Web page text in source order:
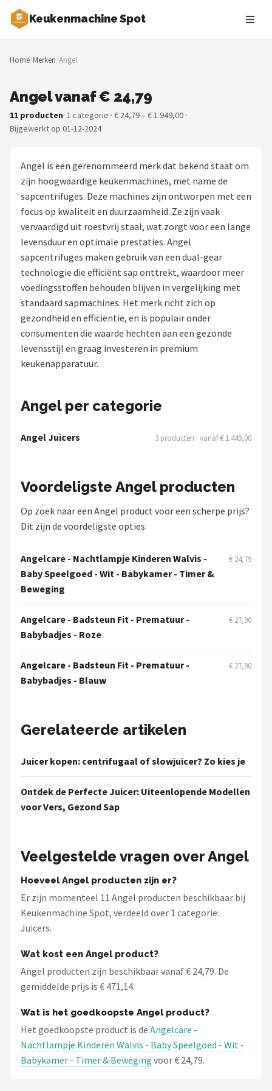
Keukenmachine Spot
Zoeken
NAVIGATIE
Merken
MasterChef
Restaurants
Keukenmachines
Staafmixers
Juicers
Shop
POPULAIRE MERKEN
Kenwood
Moulinex
Braun
Bardi
Nutribullet
Philips
Alle merken →
Home/Merken/Angel
Angel vanaf € 24,79
11 producten· 1 categorie · € 24,79 – € 1.949,00 ·
Bijgewerkt op 01-12-2024
Angel is een gerenommeerd merk dat bekend staat om
zijn hoogwaardige keukenmachines, met name de
sapcentrifuges. Deze machines zijn ontworpen met een
focus op kwaliteit en duurzaamheid. Ze zijn vaak
vervaardigd uit roestvrij staal, wat zorgt voor een lange
levensduur en optimale prestaties. Angel
sapcentrifuges maken gebruik van een dual-gear
technologie die efficiënt sap onttrekt, waardoor meer
voedingsstoffen behouden blijven in vergelijking met
standaard sapmachines. Het merk richt zich op
gezondheid en efficiëntie, en is populair onder
consumenten die waarde hechten aan een gezonde
levensstijl en graag investeren in premium
keukenapparatuur.
Angel per categorie
Angel Juicers 3 producten · vanaf € 1.449,00
Voordeligste Angel producten
Op zoek naar een Angel product voor een scherpe prijs?
Dit zijn de voordeligste opties:
Angelcare - Nachtlampje Kinderen Walvis -
Baby Speelgoed - Wit - Babykamer - Timer &
Beweging
€ 24,79
Angelcare - Badsteun Fit - Prematuur -
Babybadjes - Roze
€ 27,90
Angelcare - Badsteun Fit - Prematuur -
Babybadjes - Blauw
€ 27,90
Gerelateerde artikelen
Juicer kopen: centrifugaal of slowjuicer? Zo kies je
Ontdek de Perfecte Juicer: Uiteenlopende Modellen
voor Vers, Gezond Sap
Veelgestelde vragen over Angel
Hoeveel Angel producten zijn er?
Er zijn momenteel 11 Angel producten beschikbaar bij
Keukenmachine Spot, verdeeld over 1 categorie:
Juicers.
Wat kost een Angel product?
Angel producten zijn beschikbaar vanaf € 24,79. De
gemiddelde prijs is € 471,14.
Wat is het goedkoopste Angel product?
Het goedkoopste product is de Angelcare -
Nachtlampje Kinderen Walvis - Baby Speelgoed - Wit -
Babykamer - Timer & Beweging voor € 24,79.